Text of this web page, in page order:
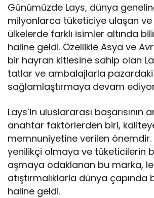
Günümüzde Lays, dünya
milyonlarca tüketiciye ulaşan ve
ülkelerde farklı isimler altında
haline geldi. Özellikle Asya ve
bir hayran kitlesine sahip olan
tatlar ve ambalajlarla pazardaki
sağlamlaştırmaya devam
Lays’in uluslararası başarısının
anahtar faktörlerden biri,
memnuniyetine verilen önemdir.
yenilikçi olmaya ve tüketicilerin
aşmaya odaklanan bu marka,
atıştırmalıklarla dünya çapında
haline geldi.